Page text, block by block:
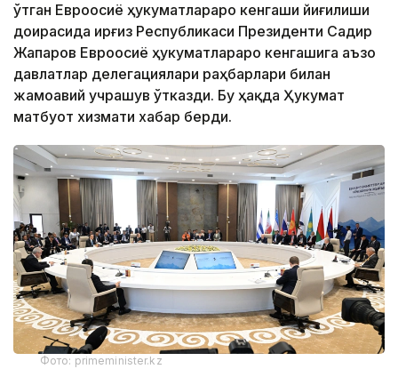
ўтган Евроосиё ҳукуматлараро кенгаши йиғилиши
доирасида Қирғиз Республикаси Президенти Садир
Жапаров Евроосиё ҳукуматлараро кенгашига аъзо
давлатлар делегациялари раҳбарлари билан
жамоавий учрашув ўтказди. Бу ҳақда Ҳукумат
матбуот хизмати хабар берди.
Фото: primeminister.kz